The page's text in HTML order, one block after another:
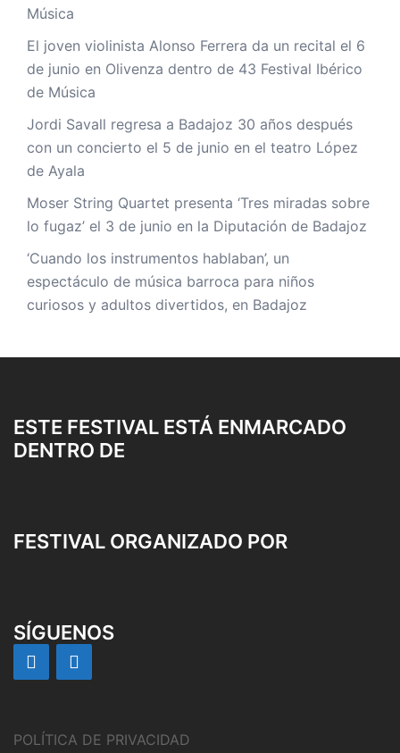
Música
El joven violinista Alonso Ferrera da un recital el 6
de junio en Olivenza dentro de 43 Festival Ibérico
de Música
Jordi Savall regresa a Badajoz 30 años después
con un concierto el 5 de junio en el teatro López
de Ayala
Moser String Quartet presenta ‘Tres miradas sobre
lo fugaz’ el 3 de junio en la Diputación de Badajoz
‘Cuando los instrumentos hablaban’, un
espectáculo de música barroca para niños
curiosos y adultos divertidos, en Badajoz
ESTE FESTIVAL ESTÁ ENMARCADO
DENTRO DE
FESTIVAL ORGANIZADO POR
SÍGUENOS
POLÍTICA DE PRIVACIDAD